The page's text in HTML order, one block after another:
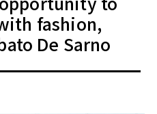
fashion,
De Sarno